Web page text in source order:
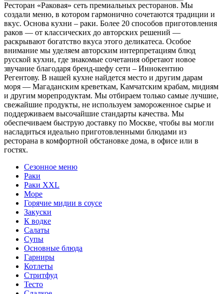
Ресторан «Раковая» сеть премиальных ресторанов. Мы
создали меню, в котором гармонично сочетаются традиции и
вкус. Основа кухни – раки. Более 20 способов приготовления
раков — от классических до авторских решений —
раскрывают богатство вкуса этого деликатеса. Особое
внимание мы уделяем авторским интерпретациям блюд
русской кухни, где знакомые сочетания обретают новое
звучание благодаря бренд-шефу сети – Иннокентию
Регентову. В нашей кухне найдется место и другим дарам
моря — Магаданским креветкам, Камчатским крабам, мидиям
и другим морепродуктам. Мы отбираем только самые лучшие,
свежайшие продукты, не используем замороженное сырье и
поддерживаем высочайшие стандарты качества. Мы
обеспечиваем быструю доставку по Москве, чтобы вы могли
насладиться идеально приготовленными блюдами из
ресторана в комфортной обстановке дома, в офисе или в
гостях.
Сезонное меню
Раки
Раки XXL
Море
Горячие мидии в соусе
Закуски
К водке
Салаты
Супы
Основные блюда
Гарниры
Котлеты
Стритфуд
Тесто